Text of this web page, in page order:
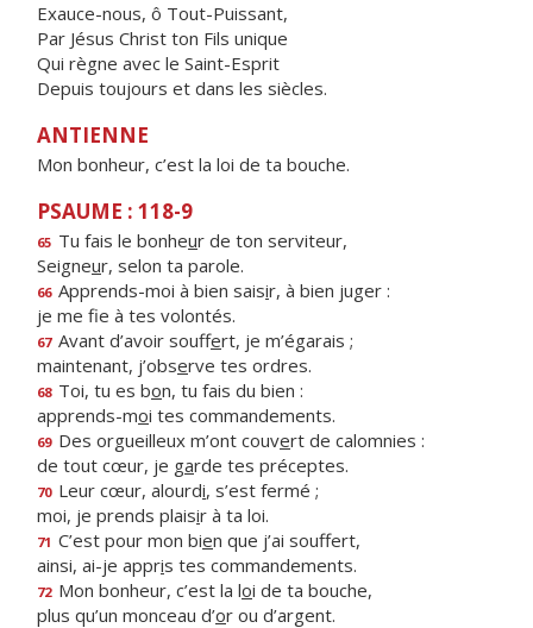
Exauce-nous, ô Tout-Puissant,
Par Jésus Christ ton Fils unique
Qui règne avec le Saint-Esprit
Depuis toujours et dans les siècles.
ANTIENNE
Mon bonheur, c’est la loi de ta bouche.
PSAUME : 118-9
65 Tu fais le bonheur de ton serviteur,
Seigneur, selon ta parole.
66 Apprends-moi à bien saisir, à bien juger :
je me fe à tes volontés.
67 Avant d’avoir souffert, je m’égarais ;
maintenant, j’observe tes ordres.
68 Toi, tu es bon, tu fais du bien :
apprends-moi tes commandements.
69 Des orgueilleux m’ont couvert de calomnies :
de tout cœur, je garde tes préceptes.
70 Leur cœur, alourdi, s’est fermé ;
moi, je prends plaisir à ta loi.
71 C’est pour mon bien que j’ai souffert,
ainsi, ai-je appris tes commandements.
72 Mon bonheur, c’est la loi de ta bouche,
plus qu’un monceau d’or ou d’argent.